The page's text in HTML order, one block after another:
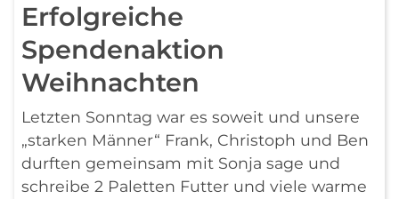
Erfolgreiche
Spendenaktion
Weihnachten
Letzten Sonntag war es soweit und unsere
„starken Männer“ Frank, Christoph und Ben
durften gemeinsam mit Sonja sage und
schreibe 2 Paletten Futter und viele warme